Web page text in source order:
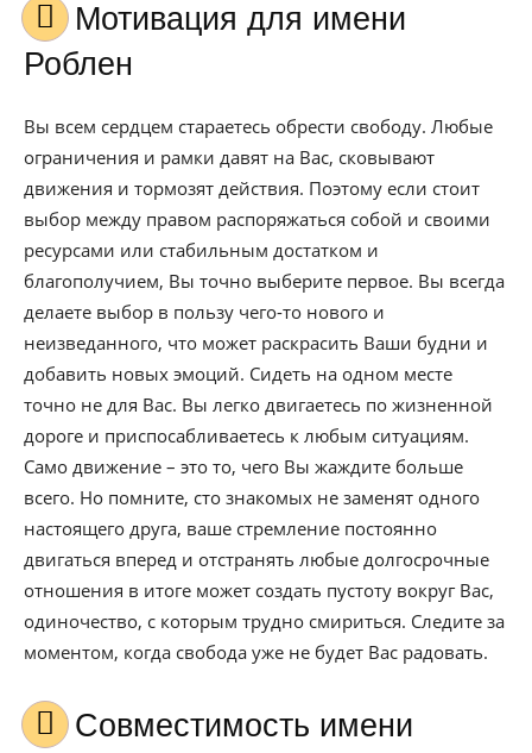
Мотивация для имени
Роблен
Вы всем сердцем стараетесь обрести свободу. Любые
ограничения и рамки давят на Вас, сковывают
движения и тормозят действия. Поэтому если стоит
выбор между правом распоряжаться собой и своими
ресурсами или стабильным достатком и
благополучием, Вы точно выберите первое. Вы всегда
делаете выбор в пользу чего-то нового и
неизведанного, что может раскрасить Ваши будни и
добавить новых эмоций. Сидеть на одном месте
точно не для Вас. Вы легко двигаетесь по жизненной
дороге и приспосабливаетесь к любым ситуациям.
Само движение – это то, чего Вы жаждите больше
всего. Но помните, сто знакомых не заменят одного
настоящего друга, ваше стремление постоянно
двигаться вперед и отстранять любые долгосрочные
отношения в итоге может создать пустоту вокруг Вас,
одиночество, с которым трудно смириться. Следите за
моментом, когда свобода уже не будет Вас радовать.
Совместимость имени